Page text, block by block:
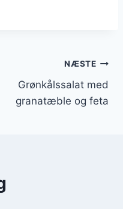
NÆSTE
Grønkålssalat med
granatæble og feta